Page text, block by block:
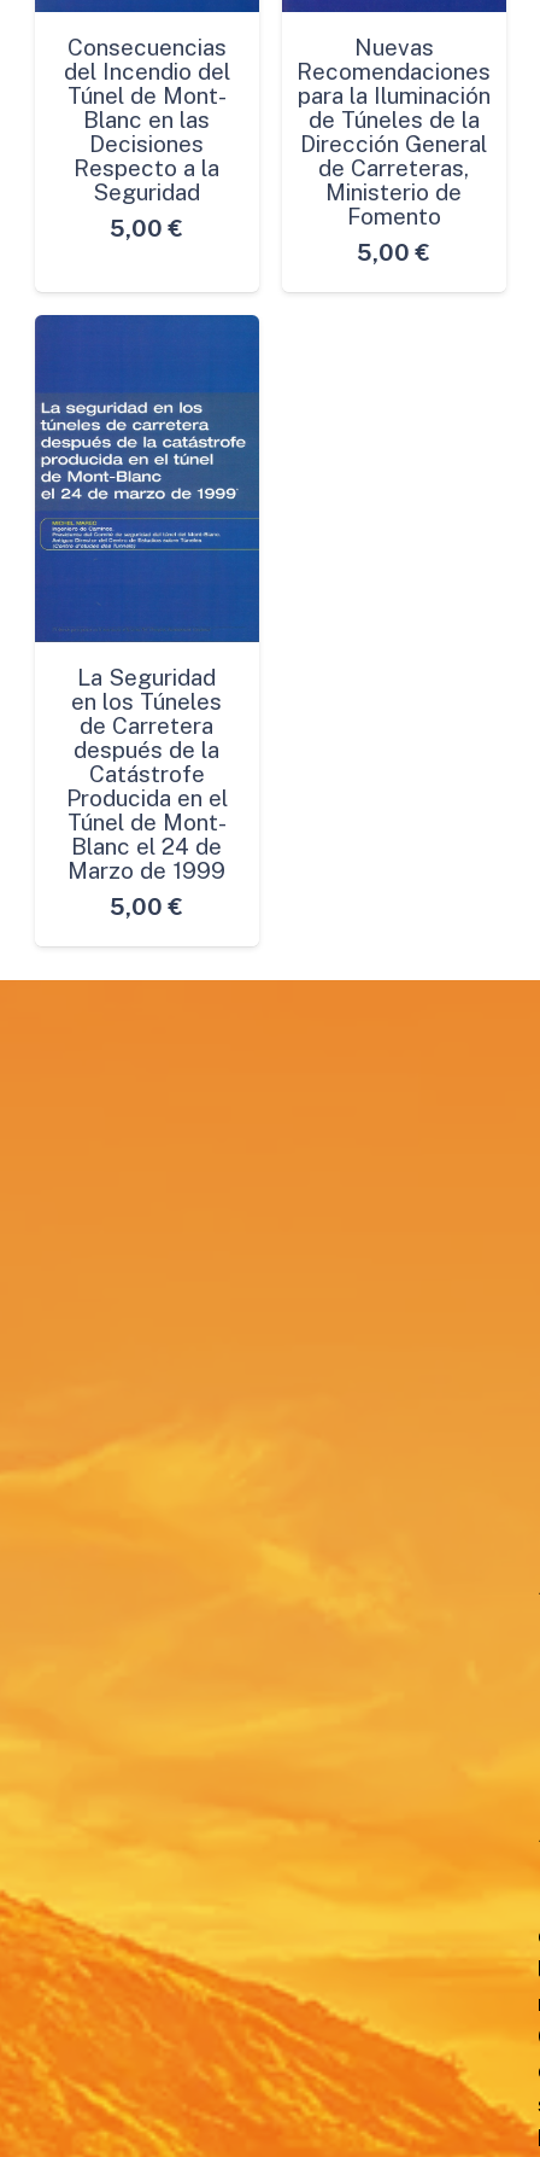
Consecuencias
del Incendio del
Túnel de Mont-
Blanc en las
Decisiones
Respecto a la
Seguridad
5,00 €
Nuevas
Recomendaciones
para la Iluminación
de Túneles de la
Dirección General
de Carreteras,
Ministerio de
Fomento
5,00 €
La Seguridad
en los Túneles
de Carretera
después de la
Catástrofe
Producida en el
Túnel de Mont-
Blanc el 24 de
Marzo de 1999
5,00 €